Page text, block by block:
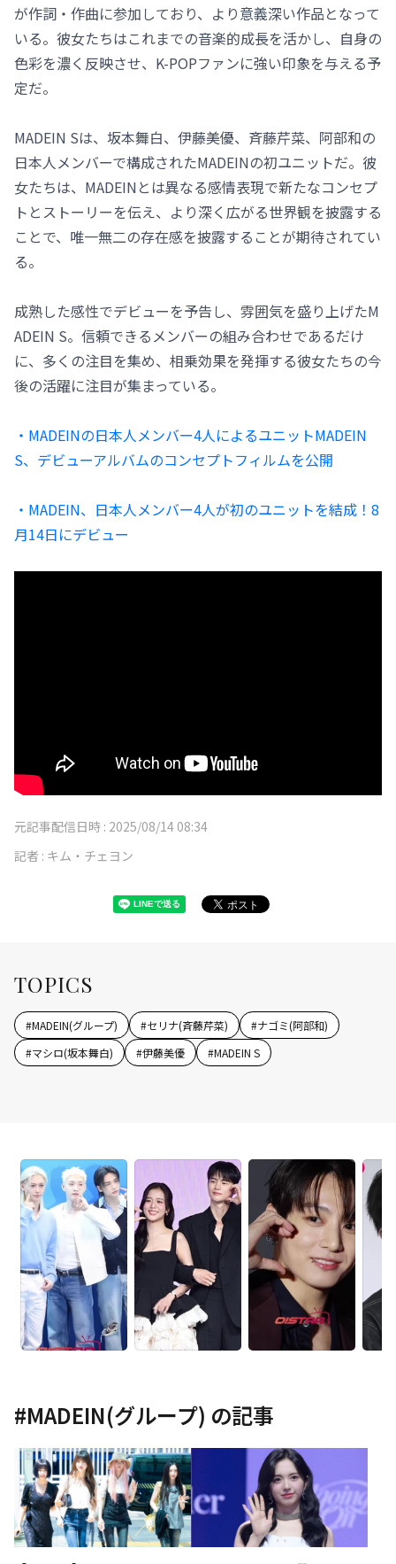
が作詞・作曲に参加しており、より意義深い作品となって
いる。彼女たちはこれまでの音楽的成長を活かし、自身の
色彩を濃く反映させ、K-POPファンに強い印象を与える予
定だ。
MADEIN Sは、坂本舞白、伊藤美優、斉藤芹菜、阿部和の
日本人メンバーで構成されたMADEINの初ユニットだ。彼
女たちは、MADEINとは異なる感情表現で新たなコンセプ
トとストーリーを伝え、より深く広がる世界観を披露する
ことで、唯一無二の存在感を披露することが期待されてい
る。
成熟した感性でデビューを予告し、雰囲気を盛り上げたM
ADEIN S。信頼できるメンバーの組み合わせであるだけ
に、多くの注目を集め、相乗効果を発揮する彼女たちの今
後の活躍に注目が集まっている。
・MADEINの日本人メンバー4人によるユニットMADEIN
S、デビューアルバムのコンセプトフィルムを公開
・MADEIN、日本人メンバー4人が初のユニットを結成！8
月14日にデビュー
元記事配信日時 : 2025/08/14 08:34
記者 : キム・チェヨン
TOPICS
#MADEIN(グループ) #セリナ(斉藤芹菜) #ナゴミ(阿部和)
#マシロ(坂本舞白) #伊藤美優 #MADEIN S
#MADEIN(グループ) の記事